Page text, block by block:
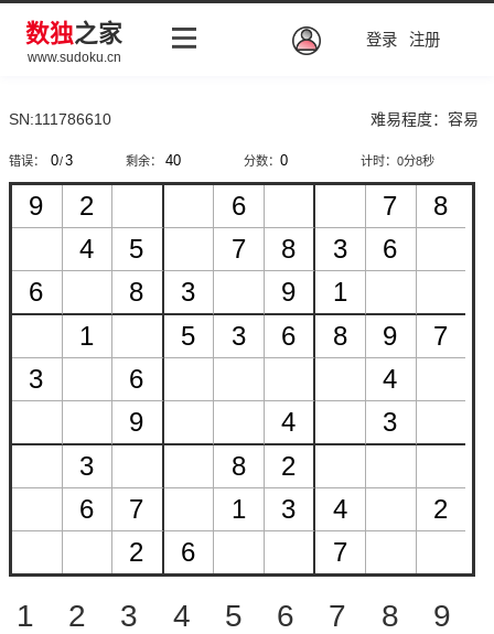
数独之家
www.sudoku.cn
登录 注册
SN:111786610 难易程度：容易
错误： / 剩余： 分数： 计时：0分8秒
1 2 3 4 5 6 7 8 9